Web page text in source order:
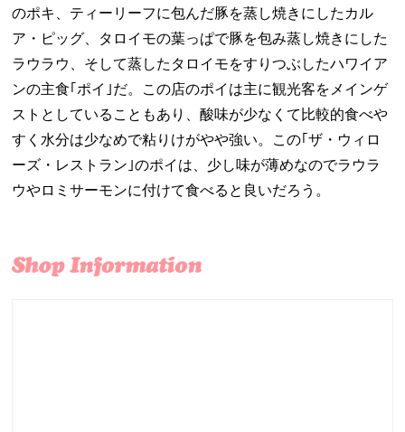
のポキ、ティーリーフに包んだ豚を蒸し焼きにしたカル
ア・ピッグ、タロイモの葉っぱで豚を包み蒸し焼きにした
ラウラウ、そして蒸したタロイモをすりつぶしたハワイア
ンの主食｢ポイ｣だ。この店のポイは主に観光客をメインゲ
ストとしていることもあり、酸味が少なくて比較的食べや
すく水分は少なめで粘りけがやや強い。この｢ザ・ウィロ
ーズ・レストラン｣のポイは、少し味が薄めなのでラウラ
ウやロミサーモンに付けて食べると良いだろう。